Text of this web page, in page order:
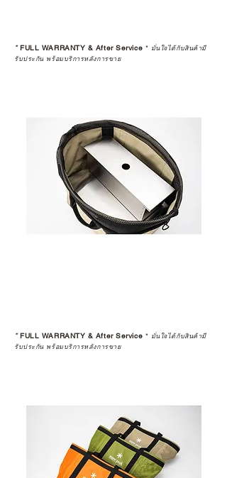
*FULL WARRANTY & After Service * มั่นใจได้กับสินค้ามี
รับประกัน พร้อมบริการหลังการขาย
*FULL WARRANTY & After Service * มั่นใจได้กับสินค้ามี
รับประกัน พร้อมบริการหลังการขาย